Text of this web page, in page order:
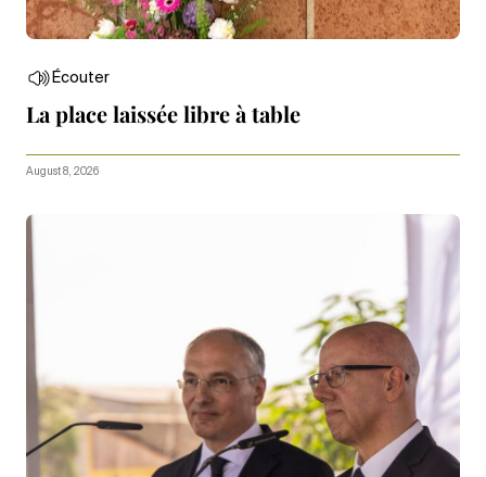
Écouter
La place laissée libre à table
August 8, 2026